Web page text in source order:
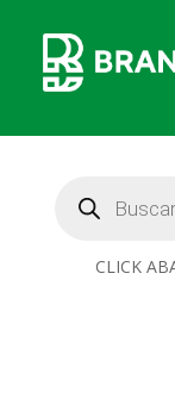
productos
CLICK